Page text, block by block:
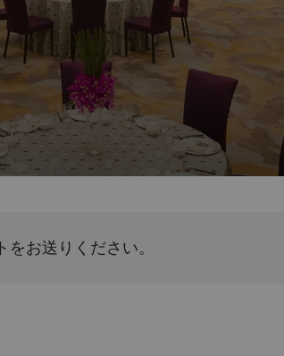
お送りください。